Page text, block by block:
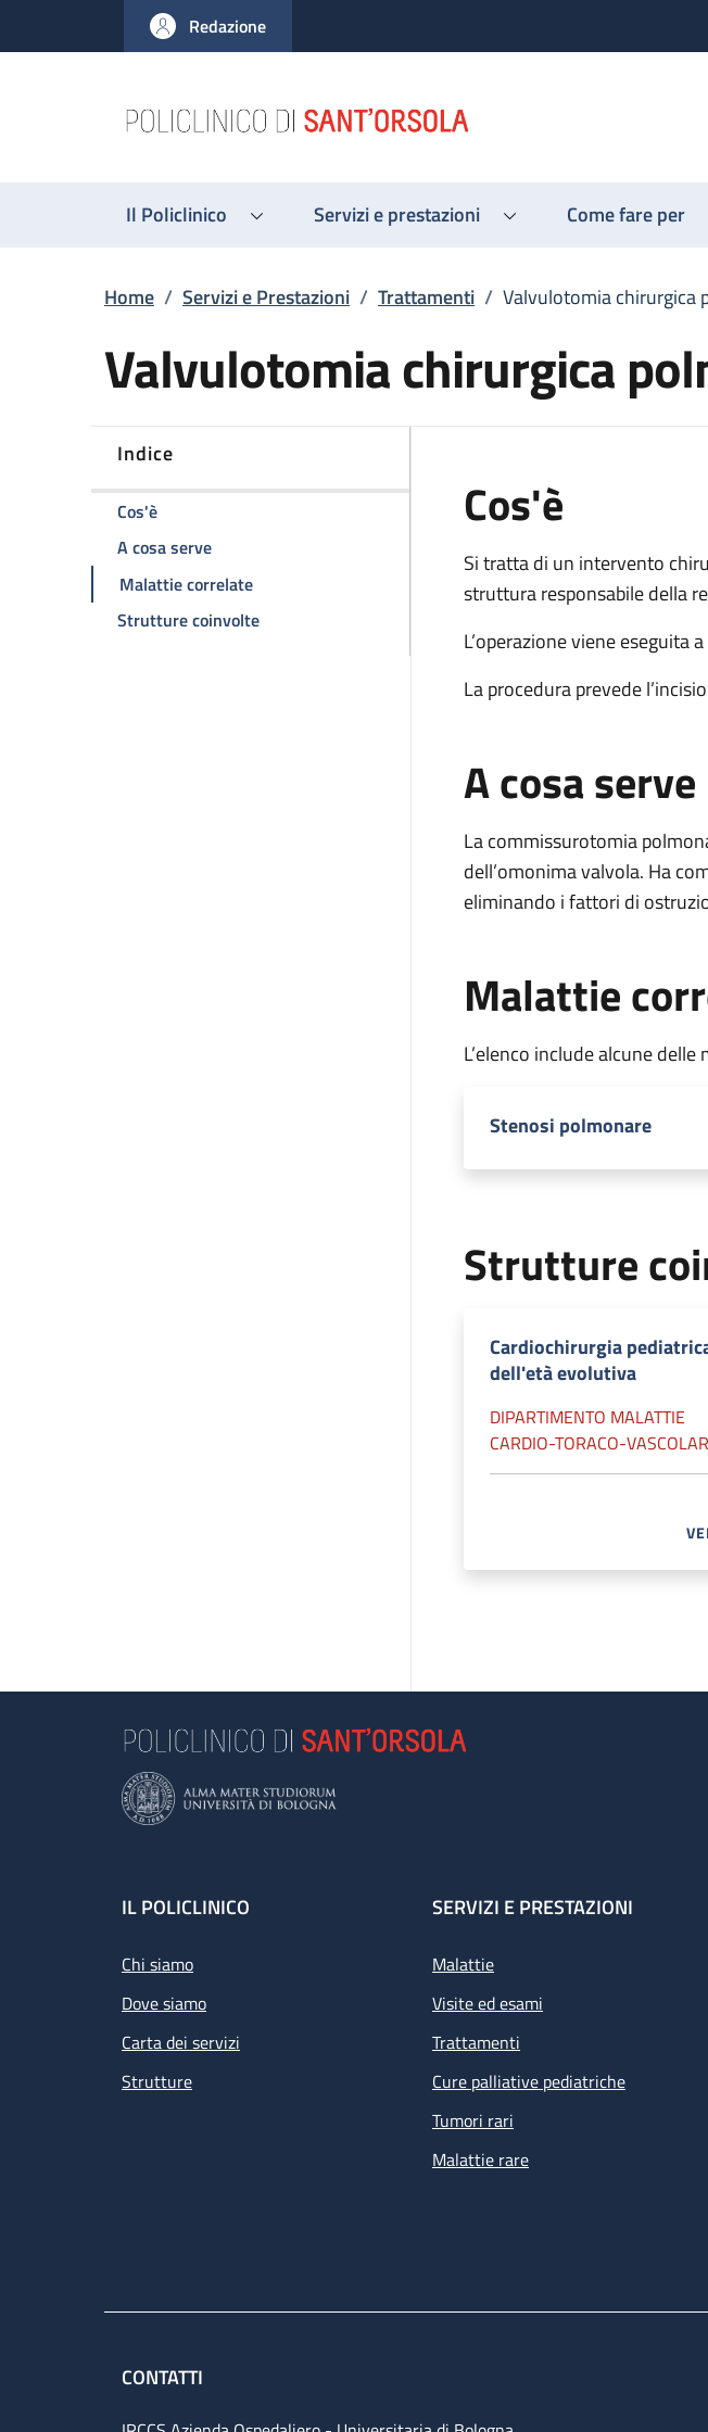
al contenuto principale
to footer content
Redazione
Il Policlinico Servizi e prestazioni Come fare per
Briciole di pane
Home / Servizi e Prestazioni / Trattamenti / Valvulotomia chirurgica
Valvulotomia chirurgica
Indice
Cos'èdella pagina Valvulotomia chirurgica polmonare
A cosa servedella pagina Valvulotomia chirurgica polmonare
Malattie correlatedella pagina Valvulotomia chirurgica polmonare
Strutture coinvoltedella pagina Valvulotomia chirurgica polmonare
Cos'è
Si tratta di un intervento
struttura responsabile della
L’operazione viene eseguita
La procedura prevede
A cosa serve
La commissurotomia
dell’omonima valvola. Ha
eliminando i fattori di
Malattie
L’elenco include alcune
Stenosi polmonare
Strutture
Cardiochirurgia
dell'età evolutiva
DIPARTIMENTO MALATTIE
CARDIO-TORACO-
Footer
IL POLICLINICO
Chi siamo
Dove siamo
Carta dei servizi
Strutture
SERVIZI E PRESTAZIONI
Malattie
Visite ed esami
Trattamenti
Cure palliative pediatriche
Tumori rari
Malattie rare
CONTATTI